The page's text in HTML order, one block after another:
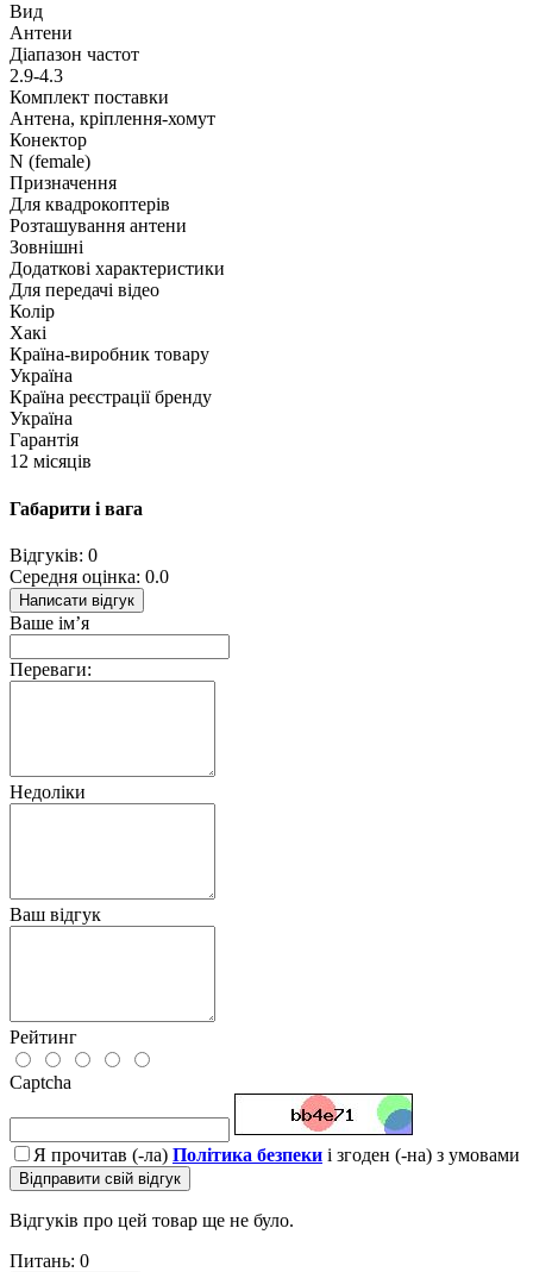
Вид
Антени
Діапазон частот
2.9-4.3
Комплект поставки
Антена, кріплення-хомут
Конектор
N (female)
Призначення
Для квадрокоптерів
Розташування антени
Зовнішні
Додаткові характеристики
Для передачі відео
Колір
Хакі
Країна-виробник товару
Україна
Країна реєстрації бренду
Україна
Гарантія
12 місяців
Габарити і вага
Відгуків: 0
Середня оцінка: 0.0
Написати відгук
Ваше ім’я
Переваги:
Недоліки
Ваш відгук
Рейтинг
Captcha
Я прочитав (-ла) Політика безпеки і згоден (-на) з умовами
Відправити свій відгук
Відгуків про цей товар ще не було.
Питань: 0